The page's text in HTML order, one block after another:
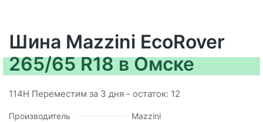
Шина Mazzini EcoRover
265/65 R18 в Омске
114H Переместим за 3 дня - остаток: 12
Производитель
Mazzini